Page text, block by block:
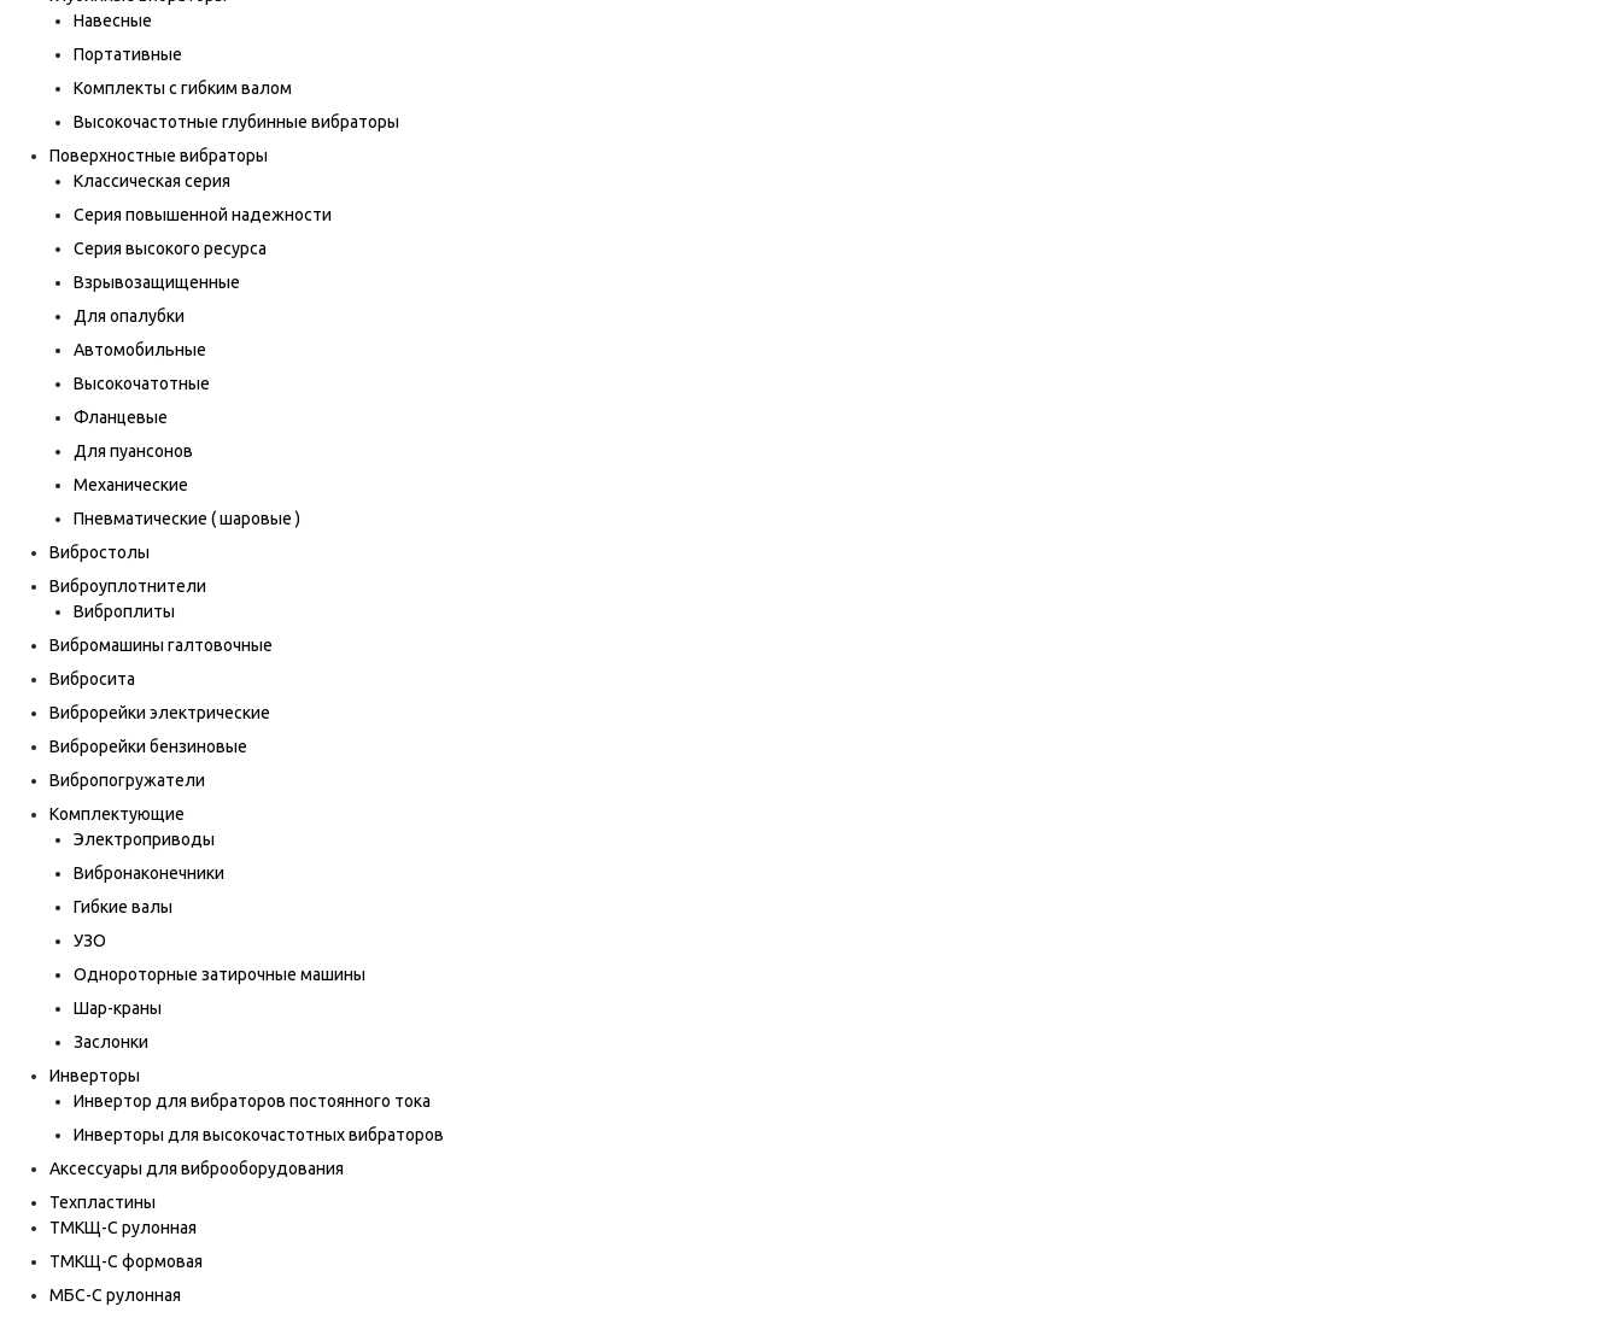
Навесные
Портативные
Комплекты с гибким валом
Высокочастотные глубинные вибраторы
Поверхностные вибраторы
Классическая серия
Серия повышенной надежности
Серия высокого ресурса
Взрывозащищенные
Для опалубки
Автомобильные
Высокочатотные
Фланцевые
Для пуансонов
Механические
Пневматические ( шаровые )
Вибростолы
Виброуплотнители
Виброплиты
Вибромашины галтовочные
Вибросита
Виброрейки электрические
Виброрейки бензиновые
Вибропогружатели
Комплектующие
Электроприводы
Вибронаконечники
Гибкие валы
УЗО
Однороторные затирочные машины
Шар-краны
Заслонки
Инверторы
Инвертор для вибраторов постоянного тока
Инверторы для высокочастотных вибраторов
Аксессуары для виброоборудования
Техпластины
ТМКЩ-С рулонная
ТМКЩ-С формовая
МБС-С рулонная